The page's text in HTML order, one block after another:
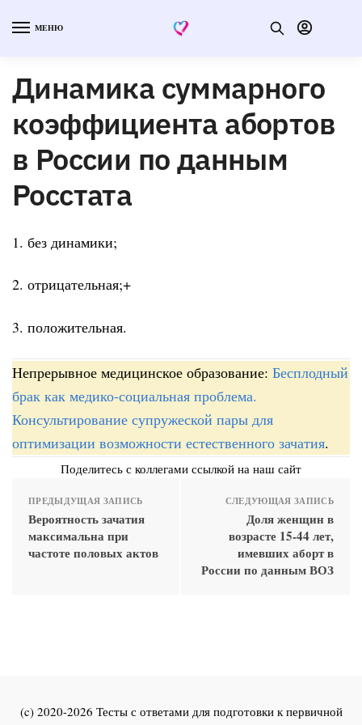
МЕНЮ
Динамика суммарного
коэффициента абортов
в России по данным
Росстата
1. без динамики;
2. отрицательная;+
3. положительная.
Непрерывное медицинское образование: Бесплодный
брак как медико-социальная проблема.
Консультирование супружеской пары для
оптимизации возможности естественного зачатия.
Поделитесь с коллегами ссылкой на наш сайт
ПРЕДЫДУЩАЯ ЗАПИСЬ
Вероятность зачатия
максимальна при
частоте половых актов
СЛЕДУЮЩАЯ ЗАПИСЬ
Доля женщин в
возрасте 15-44 лет,
имевших аборт в
России по данным ВОЗ
(c) 2020-2026 Тесты с ответами для подготовки к первичной